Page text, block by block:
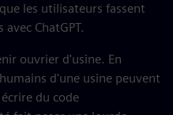
les utilisateurs fassent
ChatGPT.
ouvrier d'usine. En
d'une usine peuvent
du code